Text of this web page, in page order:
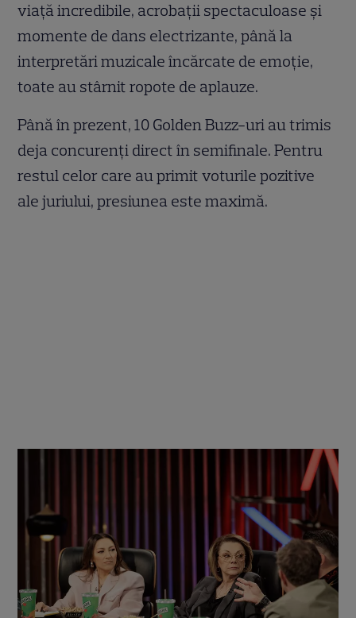
viață incredibile, acrobații spectaculoase și
momente de dans electrizante, până la
interpretări muzicale încărcate de emoție,
toate au stârnit ropote de aplauze.
Până în prezent, 10 Golden Buzz-uri au trimis
deja concurenți direct în semifinale. Pentru
restul celor care au primit voturile pozitive
ale juriului, presiunea este maximă.